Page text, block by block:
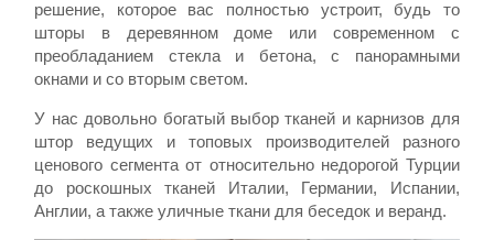
решение, которое вас полностью устроит, будь то
шторы в деревянном доме или современном с
преобладанием стекла и бетона, с панорамными
окнами и со вторым светом.
У нас довольно богатый выбор тканей и карнизов для
штор ведущих и топовых производителей разного
ценового сегмента от относительно недорогой Турции
до роскошных тканей Италии, Германии, Испании,
Англии, а также уличные ткани для беседок и веранд.